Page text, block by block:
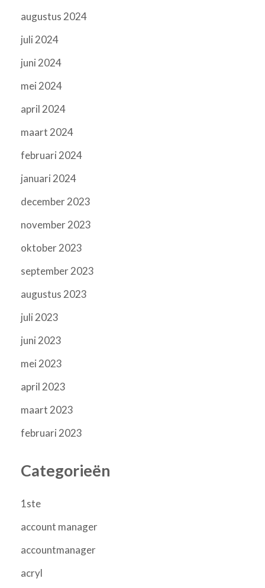
augustus 2024
juli 2024
juni 2024
mei 2024
april 2024
maart 2024
februari 2024
januari 2024
december 2023
november 2023
oktober 2023
september 2023
augustus 2023
juli 2023
juni 2023
mei 2023
april 2023
maart 2023
februari 2023
Categorieën
1ste
account manager
accountmanager
acryl